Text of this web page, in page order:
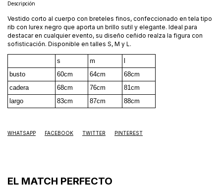
Descripción
Vestido corto al cuerpo con breteles finos, confeccionado en tela tipo
rib con lurex negro que aporta un brillo sutil y elegante. Ideal para
destacar en cualquier evento, su diseño ceñido realza la figura con
sofisticación. Disponible en talles S, M y L.
s m
busto
60cm 64cm
68cm
cadera
68cm 76cm
81cm
largo
83cm 87cm 88cm
WHATSAPP FACEBOOK TWITTER PINTEREST
EL MATCH PERFECTO